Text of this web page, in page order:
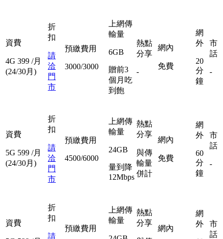
資費
4G 399 /月
(24/30月)
折
扣
請
洽
門
市
預繳費用
3000/3000
上網傳
輸量
6GB
贈前3
個月吃
到飽
熱點
分享
-
網內
免費
網
外
20
分
鐘
市
話
-
資費
5G 599 /月
(24/30月)
折
扣
請
洽
門
市
預繳費用
4500/6000
上網傳
輸量
24GB
量到降
12Mbps
熱點
分享
與傳
輸量
併計
網內
免費
網
外
60
分
鐘
市
話
-
資費
折
扣
請
預繳費用
上網傳
輸量
熱點
分享
網內
網
外
市
話